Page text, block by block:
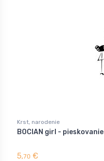
Krst, narodenie
BOCIAN girl - pieskovanie
5,70 €